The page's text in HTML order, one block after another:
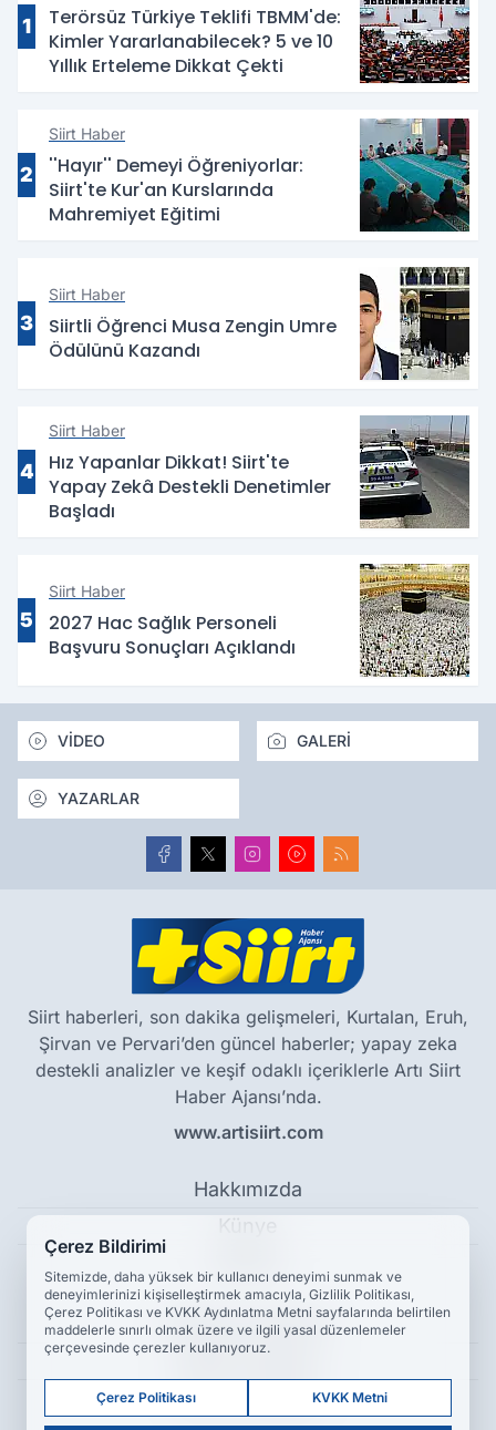
1
Terörsüz Türkiye Teklifi TBMM'de:
Kimler Yararlanabilecek? 5 ve 10
Yıllık Erteleme Dikkat Çekti
2
Siirt Haber
''Hayır'' Demeyi Öğreniyorlar:
Siirt'te Kur'an Kurslarında
Mahremiyet Eğitimi
3
Siirt Haber
Siirtli Öğrenci Musa Zengin Umre
Ödülünü Kazandı
4
Siirt Haber
Hız Yapanlar Dikkat! Siirt'te
Yapay Zekâ Destekli Denetimler
Başladı
5
Siirt Haber
2027 Hac Sağlık Personeli
Başvuru Sonuçları Açıklandı
VİDEO GALERİ
YAZARLAR
Siirt haberleri, son dakika gelişmeleri, Kurtalan, Eruh,
Şirvan ve Pervari’den güncel haberler; yapay zeka
destekli analizler ve keşif odaklı içeriklerle Artı Siirt
Haber Ajansı’nda.
www.artisiirt.com
Hakkımızda
Künye
Kullanım Koşulları
Gizlilik Politikası
Çerez Politikası
Çerez Bildirimi
Sitemizde, daha yüksek bir kullanıcı deneyimi sunmak ve
deneyimlerinizi kişiselleştirmek amacıyla, Gizlilik Politikası,
Çerez Politikası ve KVKK Aydınlatma Metni sayfalarında belirtilen
maddelerle sınırlı olmak üzere ve ilgili yasal düzenlemeler
çerçevesinde çerezler kullanıyoruz.
Çerez Politikası KVKK Metni